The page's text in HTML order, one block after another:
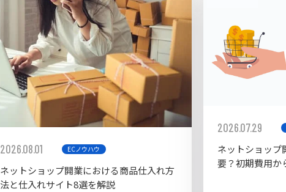
2026.08.01 ECノウハウ
ネットショップ開業における商品仕入れ方
法と仕入れサイト8選を解説
2026.07.29
ネットショップ
要？初期費用か